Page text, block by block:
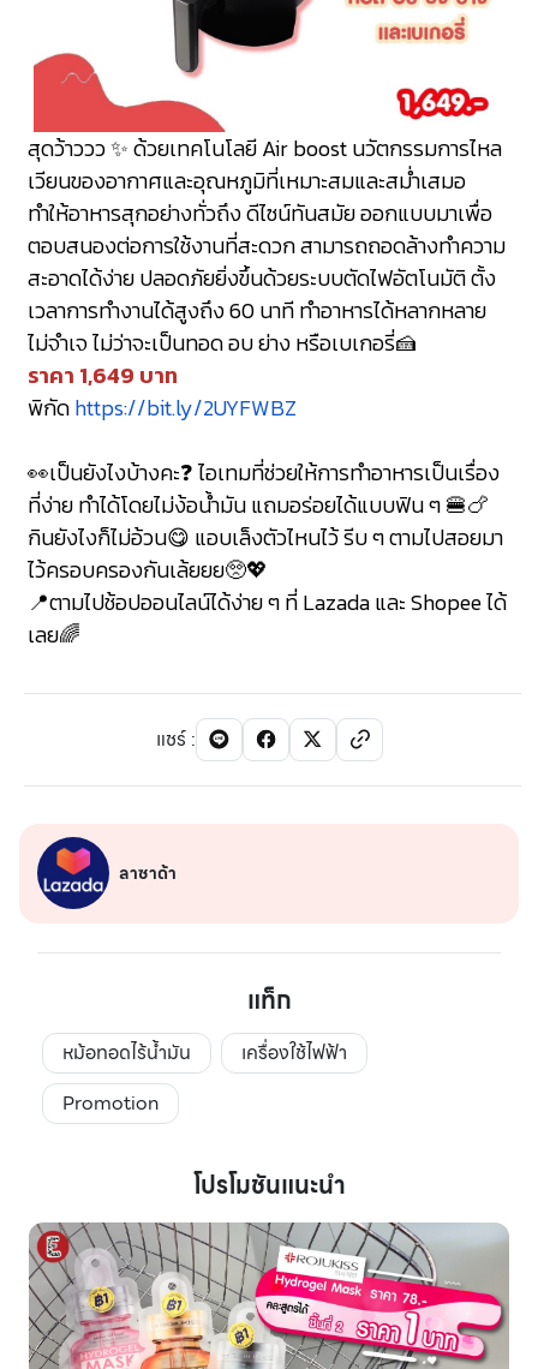
สุดว้าววว ✨ ด้วยเทคโนโลยี Air boost นวัตกรรมการไหล
เวียนของอากาศและอุณหภูมิที่เหมาะสมและสม่ำเสมอ
ทำให้อาหารสุกอย่างทั่วถึง ดีไซน์ทันสมัย ออกแบบมาเพื่อ
ตอบสนองต่อการใช้งานที่สะดวก สามารถถอดล้างทำความ
สะอาดได้ง่าย ปลอดภัยยิ่งขึ้นด้วยระบบตัดไฟอัตโนมัติ ตั้ง
เวลาการทำงานได้สูงถึง 60 นาที ทำอาหารได้หลากหลาย
ไม่จำเจ ไม่ว่าจะเป็นทอด อบ ย่าง หรือเบเกอรี่🍰
ราคา 1,649 บาท
พิกัดhttps://bit.ly/2UYFWBZ
👀เป็นยังไงบ้างคะ❓ ไอเทมที่ช่วยให้การทำอาหารเป็นเรื่อง
ที่ง่าย ทำได้โดยไม่ง้อน้ำมัน แถมอร่อยได้แบบฟิน ๆ 🍔🍗
กินยังไงก็ไม่อ้วน😋 แอบเล็งตัวไหนไว้ รีบ ๆ ตามไปสอยมา
ไว้ครอบครองกันเล้ยยย🥺💖
📍ตามไปช้อปออนไลน์ได้ง่าย ๆ ที่ Lazada และ Shopee ได้
เลย🌈
แชร์:
ลาซาด้า
แท็ก
หม้อทอดไร้น้ำมัน
เครื่องใช้ไฟฟ้า
Promotion
โปรโมชันแนะนำ